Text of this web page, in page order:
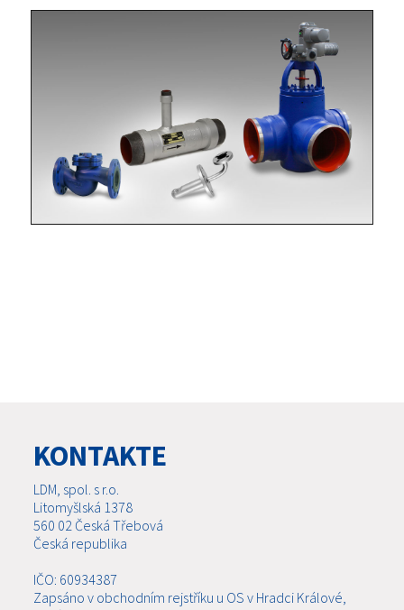
KONTAKTE
LDM, spol. s r.o.
Litomyšlská 1378
560 02 Česká Třebová
Česká republika
IČO: 60934387
Zapsáno v obchodním rejstříku u OS v Hradci Králové,